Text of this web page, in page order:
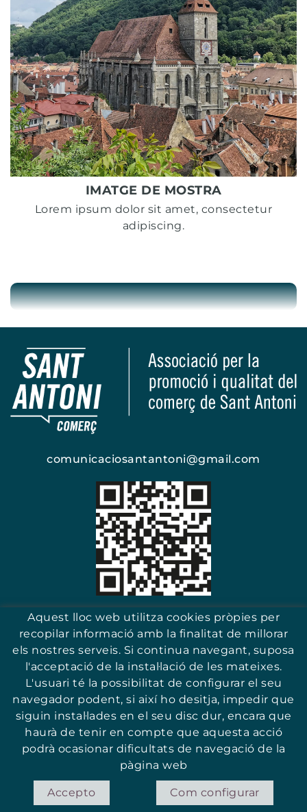
IMATGE DE MOSTRA
Lorem ipsum dolor sit amet, consectetur
adipiscing.
comunicaciosantantoni@gmail.com
Escaneja i troba el teu comerç
17251 - Sant Antoni (Girona)
© ASSOCIACIÓ PER LA PROMOCIÓ I QUALITAT DEL COMERÇ DE SANT
ANTONI
POLÍTICA DE COOKIES AVÍS LEGAL CONDICIONS
DISTRIBUÏT PER:
Aquest lloc web utilitza cookies pròpies per
recopilar informació amb la finalitat de millorar
els nostres serveis. Si continua navegant, suposa
l'acceptació de la instal·lació de les mateixes.
L'usuari té la possibilitat de configurar el seu
navegador podent, si així ho desitja, impedir que
siguin instal·lades en el seu disc dur, encara que
haurà de tenir en compte que aquesta acció
podrà ocasionar dificultats de navegació de la
pàgina web
Accepto Com configurar